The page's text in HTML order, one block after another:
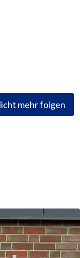
mehr folgen